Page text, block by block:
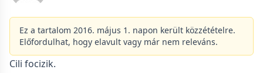
Ez a tartalom 2016. május 1. napon került közzétételre.
Előfordulhat, hogy elavult vagy már nem releváns.
Cili focizik.